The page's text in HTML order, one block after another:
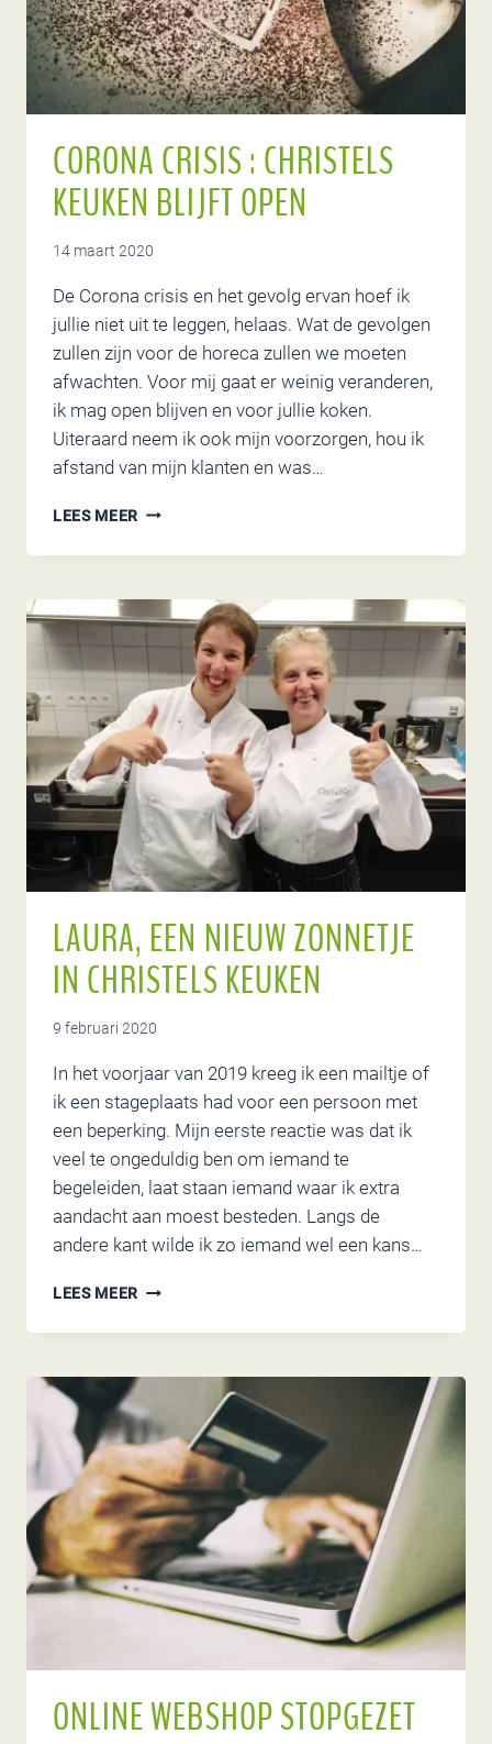
CORONA CRISIS : CHRISTELS
KEUKEN BLIJFT OPEN
14 maart 2020
De Corona crisis en het gevolg ervan hoef ik
jullie niet uit te leggen, helaas. Wat de gevolgen
zullen zijn voor de horeca zullen we moeten
afwachten. Voor mij gaat er weinig veranderen,
ik mag open blijven en voor jullie koken.
Uiteraard neem ik ook mijn voorzorgen, hou ik
afstand van mijn klanten en was…
LEES MEER CORONA
:
KEUKEN
BLIJFT
OPEN
LAURA, EEN NIEUW ZONNETJE
IN CHRISTELS KEUKEN
9 februari 2020
In het voorjaar van 2019 kreeg ik een mailtje of
ik een stageplaats had voor een persoon met
een beperking. Mijn eerste reactie was dat ik
veel te ongeduldig ben om iemand te
begeleiden, laat staan iemand waar ik extra
aandacht aan moest besteden. Langs de
andere kant wilde ik zo iemand wel een kans…
LEES MEER LAURA,
NIEUW
IN
CHRISTELS
KEUKEN
ONLINE WEBSHOP STOPGEZET